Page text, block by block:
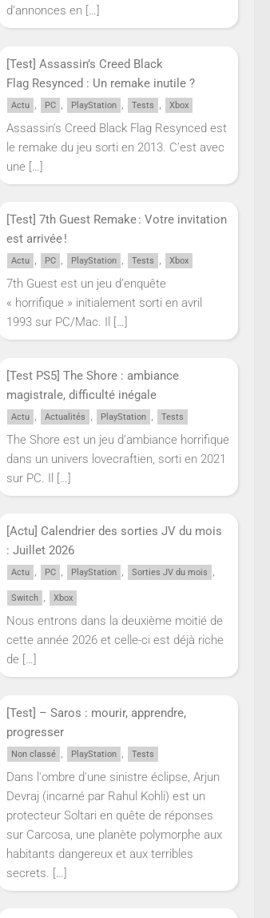
d’annonces en […]
[Test] Assassin’s Creed Black
Flag Resynced : Un remake inutile ?
Actu , PC , PlayStation , Tests , Xbox
Assassin’s Creed Black Flag Resynced est
le remake du jeu sorti en 2013. C’est avec
une […]
[Test] 7th Guest Remake : Votre invitation
est arrivée !
Actu , PC , PlayStation , Tests , Xbox
7th Guest est un jeu d’enquête
« horrifique » initialement sorti en avril
1993 sur PC/Mac. Il
[…]
[Test PS5] The Shore : ambiance
magistrale, difficulté inégale
Actu , Actualités , PlayStation , Tests
The Shore est un jeu d’ambiance horrifique
dans un univers lovecraftien, sorti en 2021
sur PC. Il […]
[Actu] Calendrier des sorties JV du mois
: Juillet 2026
Actu , PC , PlayStation , Sorties JV du mois ,
Switch , Xbox
Nous entrons dans la deuxième moitié de
cette année 2026 et celle-ci est déjà riche
de […]
[Test] – Saros : mourir, apprendre,
progresser
Non classé , PlayStation , Tests
Dans l'ombre d'une sinistre éclipse, Arjun
Devraj (incarné par Rahul Kohli) est un
protecteur Soltari en quête de réponses
sur Carcosa, une planète polymorphe aux
habitants dangereux et aux terribles
secrets. […]